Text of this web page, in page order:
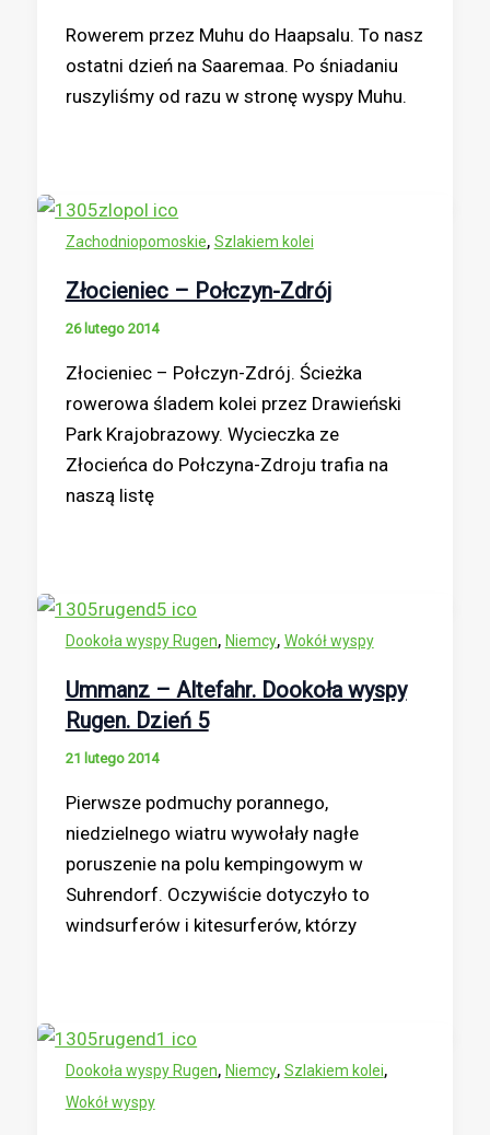
Rowerem przez Muhu do Haapsalu. To nasz
ostatni dzień na Saaremaa. Po śniadaniu
ruszyliśmy od razu w stronę wyspy Muhu.
Zachodniopomoskie, Szlakiem kolei
Złocieniec – Połczyn-Zdrój
26 lutego 2014
Złocieniec – Połczyn-Zdrój. Ścieżka
rowerowa śladem kolei przez Drawieński
Park Krajobrazowy. Wycieczka ze
Złocieńca do Połczyna-Zdroju trafia na
naszą listę
Dookoła wyspy Rugen, Niemcy, Wokół wyspy
Ummanz – Altefahr. Dookoła wyspy
Rugen. Dzień 5
21 lutego 2014
Pierwsze podmuchy porannego,
niedzielnego wiatru wywołały nagłe
poruszenie na polu kempingowym w
Suhrendorf. Oczywiście dotyczyło to
windsurferów i kitesurferów, którzy
Dookoła wyspy Rugen, Niemcy, Szlakiem kolei,
Wokół wyspy